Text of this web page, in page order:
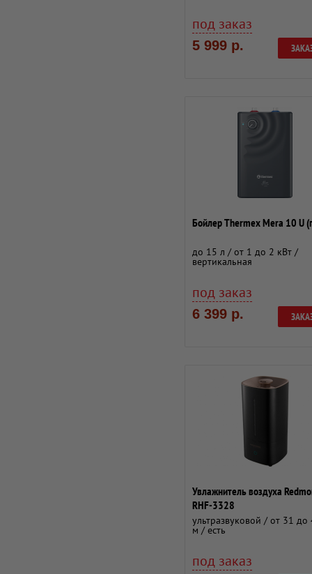
под заказ
5 999 р.
Бойлер Thermex Mera 10 U
до 15 л / от 1 до 2 кВт /
вертикальная
под заказ
6 399 р.
Увлажнитель воздуха
RHF-3328
ультразвуковой / от 31 до
м / есть
под заказ